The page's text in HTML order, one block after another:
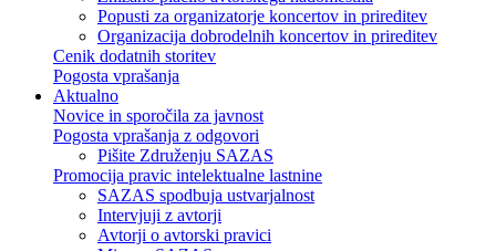
Popusti za organizatorje koncertov in prireditev
Organizacija dobrodelnih koncertov in prireditev
Cenik dodatnih storitev
Pogosta vprašanja
Aktualno
Novice in sporočila za javnost
Pogosta vprašanja z odgovori
Pišite Združenju SAZAS
Promocija pravic intelektualne lastnine
SAZAS spodbuja ustvarjalnost
Intervjuji z avtorji
Avtorji o avtorski pravici